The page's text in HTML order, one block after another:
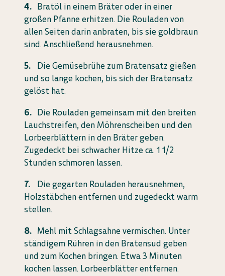
Bratöl in einem Bräter oder in einer
großen Pfanne erhitzen. Die Rouladen von
allen Seiten darin anbraten, bis sie goldbraun
sind. Anschließend herausnehmen.
Die Gemüsebrühe zum Bratensatz gießen
und so lange kochen, bis sich der Bratensatz
gelöst hat.
Die Rouladen gemeinsam mit den breiten
Lauchstreifen, den Möhrenscheiben und den
Lorbeerblättern in den Bräter geben.
Zugedeckt bei schwacher Hitze ca. 1 1/2
Stunden schmoren lassen.
Die gegarten Rouladen herausnehmen,
Holzstäbchen entfernen und zugedeckt warm
stellen.
Mehl mit Schlagsahne vermischen. Unter
ständigem Rühren in den Bratensud geben
und zum Kochen bringen. Etwa 3 Minuten
kochen lassen. Lorbeerblätter entfernen.